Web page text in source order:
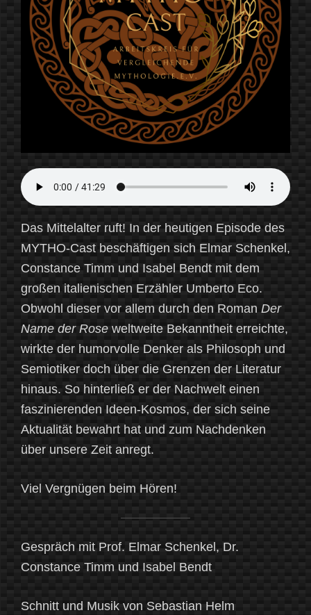
Das Mittelalter ruft! In der heutigen Episode des
MYTHO-Cast beschäftigen sich Elmar Schenkel,
Constance Timm und Isabel Bendt mit dem
großen italienischen Erzähler Umberto Eco.
Obwohl dieser vor allem durch den Roman Der
Name der Rose weltweite Bekanntheit erreichte,
wirkte der humorvolle Denker als Philosoph und
Semiotiker doch über die Grenzen der Literatur
hinaus. So hinterließ er der Nachwelt einen
faszinierenden Ideen-Kosmos, der sich seine
Aktualität bewahrt hat und zum Nachdenken
über unsere Zeit anregt.
Viel Vergnügen beim Hören!
Gespräch mit Prof. Elmar Schenkel, Dr.
Constance Timm und Isabel Bendt
Schnitt und Musik von Sebastian Helm